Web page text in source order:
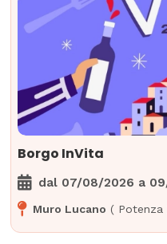
Borgo InVita
dal 07/08/2026 a
Muro Lucano ( Potenza